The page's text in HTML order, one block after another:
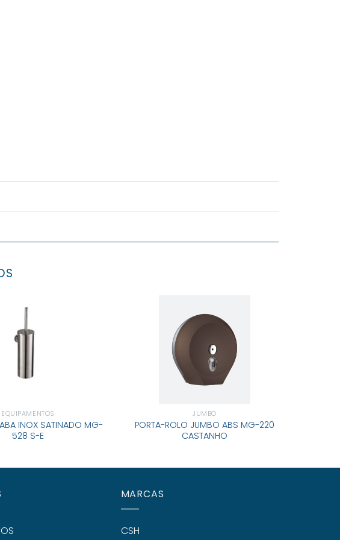
EQUIPAMENTOS
INOX SATINADO MG-
528 S-E
JUMBO
PORTA-ROLO JUMBO ABS MG-220
CASTANHO
MARCAS
CSH